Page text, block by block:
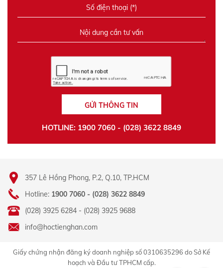
GỬI THÔNG TIN
HOTLINE: 1900 7060 - (028) 3622 8849
357 Lê Hồng Phong, P.2, Q.10, TP.HCM
Hotline: 1900 7060 - (028) 3622 8849
(028) 3925 6284 - (028) 3925 9688
info@hoctienghan.com
Giấy chứng nhận đăng ký doanh nghiệp số 0310635296 do Sở Kế
hoạch và Đầu tư TPHCM cấp.